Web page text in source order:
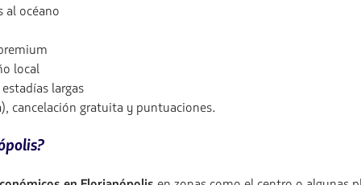
al océano
local
largas
cancelación gratuita y puntuaciones.